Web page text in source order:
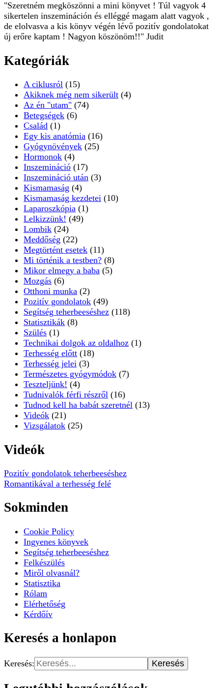
"Szeretném megköszönni a mini könyvet ! Túl vagyok 4
sikertelen inszemináción és elléggé magam alatt vagyok ,
de elolvasva a kis könyv végén lévő pozitív gondolatokat
új erőre kaptam ! Nagyon köszönöm!!" Judit
Kategóriák
A ciklusról (15)
Akiknek még nem sikerült (4)
Az én "utam" (74)
Betegségek (6)
Család (1)
Egy kis anatómia (16)
Gyógynövények (25)
Hormonok (4)
Inszemináció (17)
Inszemináció után (3)
Kismamaság (4)
Kismamaság kezdetei (10)
Laparoszkópia (1)
Lelkizzünk! (49)
Lombik (24)
Meddőség (22)
Megtörtént esetek (11)
Mi történik a testben? (8)
Mikor elmegy a baba (5)
Mozgás (6)
Otthoni munka (2)
Pozitív gondolatok (49)
Segítség teherbeeséshez (118)
Statisztikák (8)
Szülés (1)
Technikai dolgok az oldalhoz (1)
Terhesség előtt (18)
Terhesség jelei (3)
Természetes gyógymódok (7)
Teszteljünk! (4)
Tudnivalók férfi részről (16)
Tudnod kell ha babát szeretnél (13)
Videók (21)
Vizsgálatok (25)
Videók
Pozitív gondolatok teherbeeséshez
Romantikával a terhesség felé
Sokminden
Cookie Policy
Ingyenes könyvek
Segítség teherbeeséshez
Felkészülés
Miről olvasnál?
Statisztika
Rólam
Elérhetőség
Kérdőív
Keresés a honlapon
Keresés: